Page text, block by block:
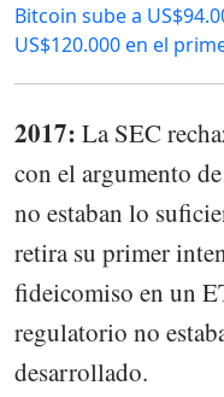
Bitcoin sube a
US$120.000 en el
2017: La SEC
con el argumento
no estaban lo
retira su primer
fideicomiso en un
regulatorio no
desarrollado.